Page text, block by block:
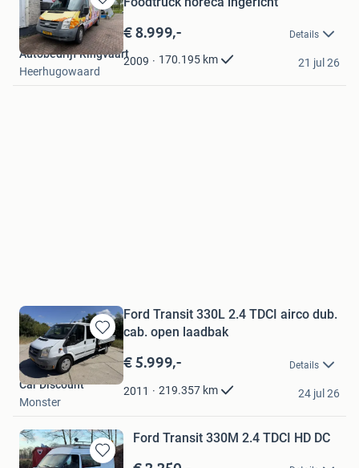
Bewaren
in
Mijn
Favorieten
€ 8.999,- Details
2009 170.195 km
Autobedrijf Ringvaart
Heerhugowaard
21 jul 26
Bewaren
in
Mijn
Favorieten
Ford Transit 330L 2.4 TDCI airco dub.
cab. open laadbak
€ 5.999,- Details
2011 219.357 km
Car Discount
Monster
24 jul 26
Bewaren
Ford Transit 330M 2.4 TDCI HD DC